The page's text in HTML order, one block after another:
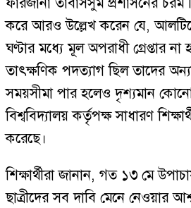
করে আরও উল্লেখ করেন যে,
ঘণ্টার মধ্যে মূল অপরাধী গ্রেপ্তার না
তাৎক্ষণিক পদত্যাগ ছিল তাদের
সময়সীমা পার হলেও দৃশ্যমান
বিশ্ববিদ্যালয় কর্তৃপক্ষ সাধারণ
করেছে।
শিক্ষার্থীরা জানান, গত ১৩ মে
ছাত্রীদের সব দাবি মেনে নেওয়ার